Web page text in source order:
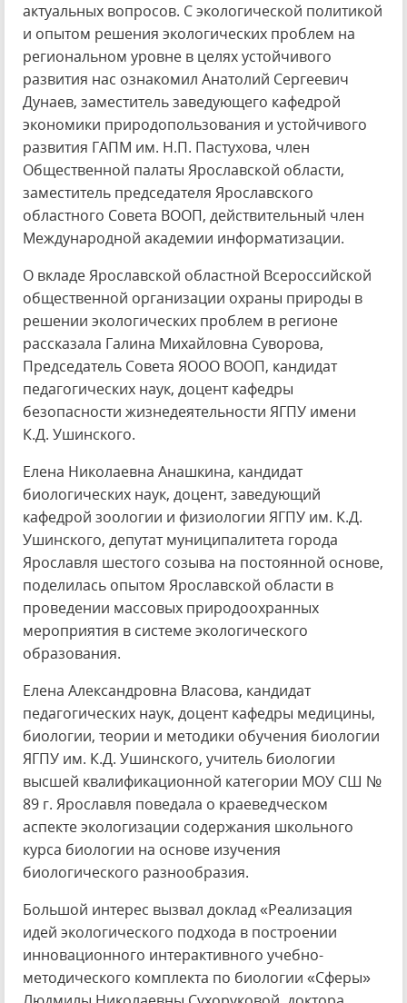
актуальных вопросов. С экологической политикой
и опытом решения экологических проблем на
региональном уровне в целях устойчивого
развития нас ознакомил Анатолий Сергеевич
Дунаев, заместитель заведующего кафедрой
экономики природопользования и устойчивого
развития ГАПМ им. Н.П. Пастухова, член
Общественной палаты Ярославской области,
заместитель председателя Ярославского
областного Совета ВООП, действительный член
Международной академии информатизации.
О вкладе Ярославской областной Всероссийской
общественной организации охраны природы в
решении экологических проблем в регионе
рассказала Галина Михайловна Суворова,
Председатель Совета ЯООО ВООП, кандидат
педагогических наук, доцент кафедры
безопасности жизнедеятельности ЯГПУ имени
К.Д. Ушинского.
Елена Николаевна Анашкина, кандидат
биологических наук, доцент, заведующий
кафедрой зоологии и физиологии ЯГПУ им. К.Д.
Ушинского, депутат муниципалитета города
Ярославля шестого созыва на постоянной основе,
поделилась опытом Ярославской области в
проведении массовых природоохранных
мероприятия в системе экологического
образования.
Елена Александровна Власова, кандидат
педагогических наук, доцент кафедры медицины,
биологии, теории и методики обучения биологии
ЯГПУ им. К.Д. Ушинского, учитель биологии
высшей квалификационной категории МОУ СШ №
89 г. Ярославля поведала о краеведческом
аспекте экологизации содержания школьного
курса биологии на основе изучения
биологического разнообразия.
Большой интерес вызвал доклад «Реализация
идей экологического подхода в построении
инновационного интерактивного учебно-
методического комплекта по биологии «Сферы»